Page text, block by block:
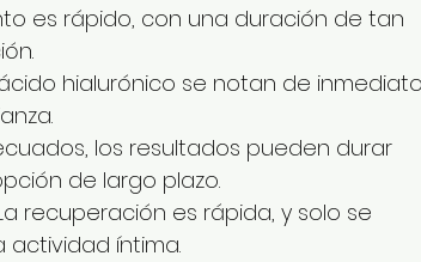
es rápido, con una duración de tan
hialurónico se notan de
los resultados pueden durar
de largo plazo.
recuperación es rápida, y solo se
íntima.